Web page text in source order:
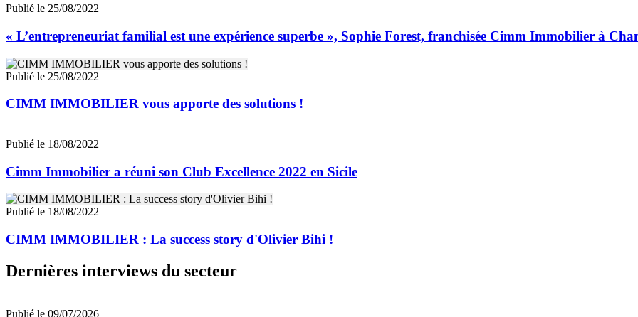
Publié le 25/08/2022
« L’entrepreneuriat familial est une expérience superbe », Sophie Forest, franchisée Cimm Immobilier à
Publié le 25/08/2022
CIMM IMMOBILIER vous apporte des solutions !
Publié le 18/08/2022
Cimm Immobilier a réuni son Club Excellence 2022 en Sicile
Publié le 18/08/2022
CIMM IMMOBILIER : La success story d'Olivier Bihi !
Dernières interviews du secteur
Publié le 09/07/2026